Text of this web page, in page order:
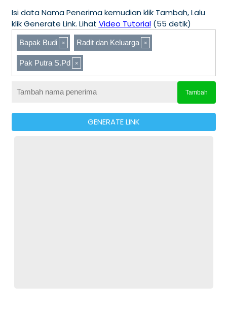
Isi data Nama Penerima kemudian klik Tambah, Lalu
klik Generate Link. Lihat Video Tutorial(55 detik)
Bapak Budi Radit dan Keluarga
Pak Putra S.Pd
Tambah
GENERATE LINK